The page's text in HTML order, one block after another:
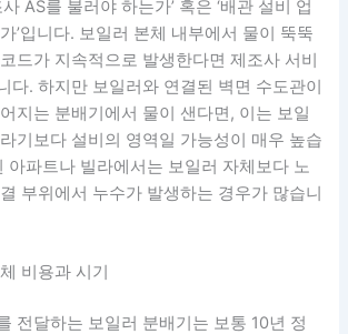
AS를 불러야 하는가’ 혹은 ‘배관 설비 업
’입니다. 보일러 본체 내부에서 물이 뚝뚝
드가 지속적으로 발생한다면 제조사 서비
다. 하지만 보일러와 연결된 벽면 수도관이
지는 분배기에서 물이 샌다면, 이는 보일
기보다 설비의 영역일 가능성이 매우 높습
아파트나 빌라에서는 보일러 자체보다 노
부위에서 누수가 발생하는 경우가 많습니
비용과 시기
전달하는 보일러 분배기는 보통 10년 정